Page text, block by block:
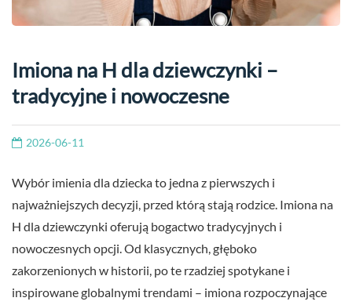
Imiona na H dla dziewczynki –
tradycyjne i nowoczesne
2026-06-11
Wybór imienia dla dziecka to jedna z pierwszych i
najważniejszych decyzji, przed którą stają rodzice. Imiona na
H dla dziewczynki oferują bogactwo tradycyjnych i
nowoczesnych opcji. Od klasycznych, głęboko
zakorzenionych w historii, po te rzadziej spotykane i
inspirowane globalnymi trendami – imiona rozpoczynające